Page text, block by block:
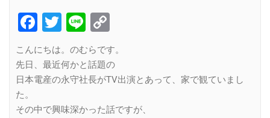
Facebook
Twitter
Line
Link
こんにちは。のむらです。
先日、最近何かと話題の
日本電産の永守社長がTV出演とあって、家で観ていまし
た。
その中で興味深かった話ですが、